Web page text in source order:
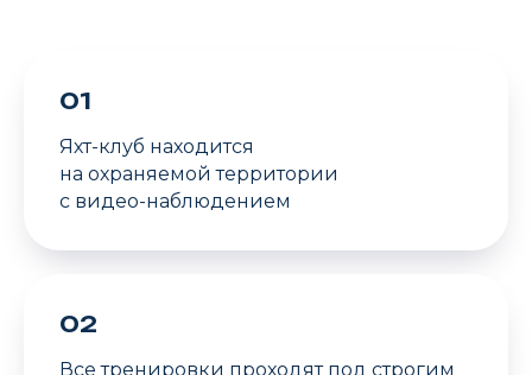
01
Яхт-клуб находится
на охраняемой территории
с видео-наблюдением
02
Все тренировки проходят под строгим